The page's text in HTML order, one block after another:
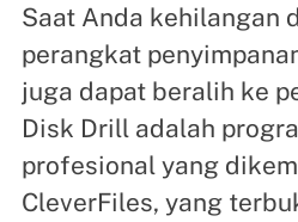
Saat Anda kehilangan
perangkat
juga dapat beralih ke
Disk Drill adalah
profesional yang
CleverFiles, yang